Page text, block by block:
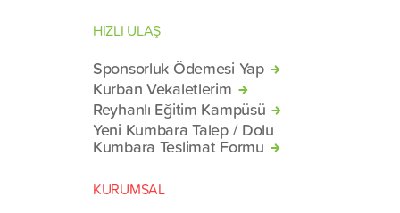
HIZLI ULAŞ
Sponsorluk Ödemesi Yap
Kurban Vekaletlerim
Reyhanlı Eğitim Kampüsü
Yeni Kumbara Talep / Dolu
Kumbara Teslimat Formu
KURUMSAL